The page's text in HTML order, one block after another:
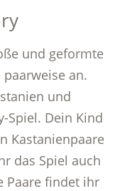
und geformte
an.
und
Spiel. Dein Kind
Kastanienpaare
das Spiel auch
Paare findet ihr